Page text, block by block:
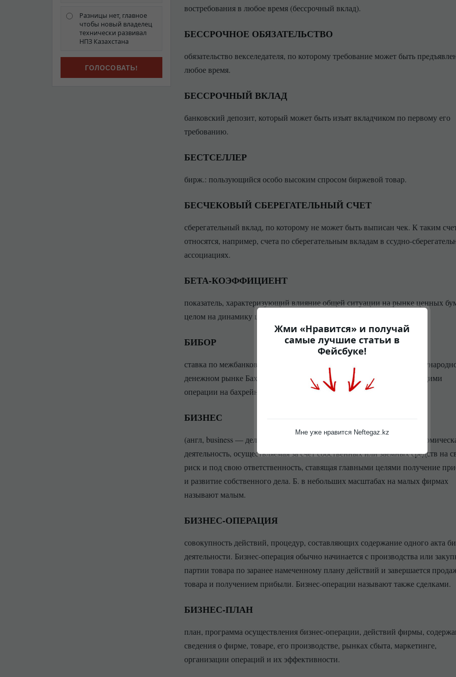
Разницы нет, главное
чтобы новый владелец
технически развивал
НПЗ Казахстана
востребования в любое время (бессрочный вклад).
БЕССРОЧНОЕ ОБЯЗАТЕЛЬСТВО
обязательство векселедателя, по которому требование может быть
любое время.
БЕССРОЧНЫЙ ВКЛАД
банковский депозит, который может быть изъят вкладчиком по первому его
требованию.
БЕСТСЕЛЛЕР
бирж.: пользующийся особо высоким спросом биржевой товар.
БЕСЧЕКОВЫЙ СБЕРЕГАТЕЛЬНЫЙ СЧЕТ
сберегательный вклад, по которому не может быть выписан чек. К таким
относятся, например, счета по сберегательным вкладам в ссудно-
ассоциациях.
БЕТА-КОЭФФИЦИЕНТ
показатель, характеризующий влияние общей ситуации на рынке ценных
целом на динамику цены отдельной ценной бумаги.
БИБОР
ставка по межбанковским депозитам в иностранной валюте на
денежном рынке Бахрейна. Устанавливается банками, осуществляющими
операции на бахрейнском денежном рынке «оффшор».
БИЗНЕС
(англ, business — дело, предпринимательство) — инициативная
деятельность, осуществляемая за счет собственных или заемных средств на
риск и под свою ответственность, ставящая главными целями получение
и развитие собственного дела. Б. в небольших масштабах на малых фирмах
называют малым.
БИЗНЕС-ОПЕРАЦИЯ
совокупность действий, процедур, составляющих содержание одного акта
деятельности. Бизнес-операция обычно начинается с производства или
партии товара по заранее намеченному плану действий и завершается
товара и получением прибыли. Бизнес-операции называют также сделками.
БИЗНЕС-ПЛАН
план, программа осуществления бизнес-операции, действий фирмы,
сведения о фирме, товаре, его производстве, рынках сбыта, маркетинге,
организации операций и их эффективности.
Жми «Нравится» и получай
самые лучшие статьи в
Фейсбуке!
Мне уже нравится Neftegaz.kz